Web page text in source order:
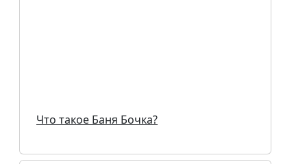
Что такое Баня Бочка?